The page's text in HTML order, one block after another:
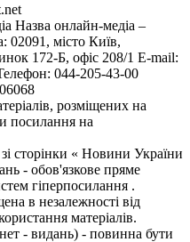
Назва онлайн-медіа –
02091, місто Київ,
172-Б, офіс 208/1 E-mail:
044-205-43-00
розміщених на
посилання на
сторінки « Новини України
- обов'язкове пряме
гіперпосилання .
в незалежності від
матеріалів.
- видань) - повинна бути